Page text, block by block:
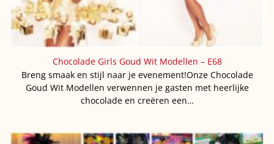
Chocolade Girls Goud Wit Modellen – E68
Breng smaak en stijl naar je evenement!Onze Chocolade
Goud Wit Modellen verwennen je gasten met heerlijke
chocolade en creëren een…